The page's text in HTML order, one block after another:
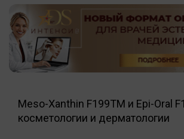
Мeso-Хanthin F199TM и Epi-Oral
косметологии и дерматологии